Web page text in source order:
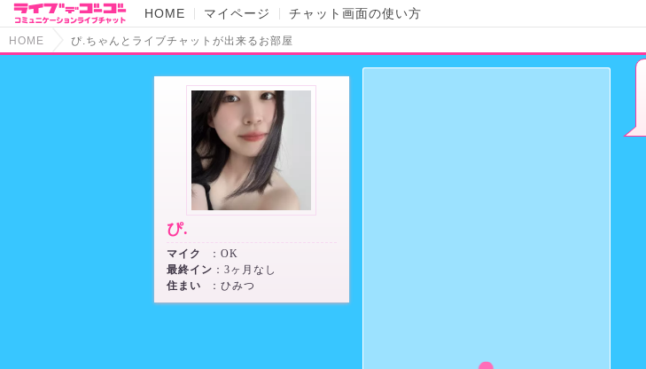
HOME マイページ チャット画面の使い方
HOME ぴ.ちゃんとライブチャットが出来るお部屋
ぴ.
マイク
：OK
最終イン ：3ヶ月なし
住まい
：ひみつ